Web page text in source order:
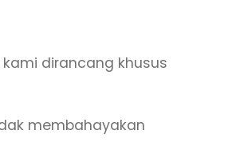
dirancang khusus
membahayakan